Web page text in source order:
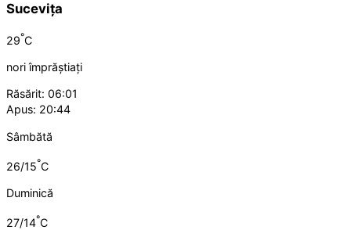
Sucevița
29°C
nori împrăștiați
Răsărit: 06:01
Apus: 20:44
Sâmbătă
26/15°C
Duminică
27/14°C